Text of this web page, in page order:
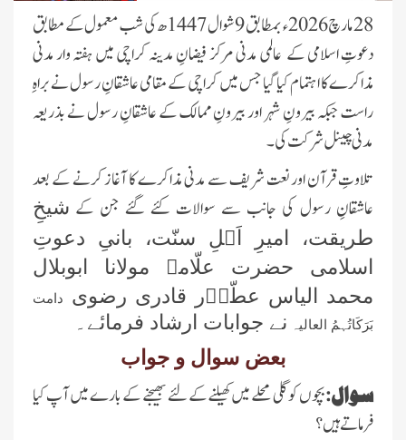
28 مارچ 2026ء بمطابق 9 شوال 1447ھ کی شب معمول کے مطابق
دعوتِ اسلامی کے عالمی مدنی مرکز فیضانِ مدینہ کراچی میں ہفتہ وار مدنی
مذاکرے کا اہتمام کیا گیا جس میں کراچی کے مقامی عاشقانِ رسول نے براہِ
راست جبکہ بیرونِ شہراور بیرونِ ممالک کے عاشقانِ رسول نے بذریعہ
مدنی چینل شرکت کی۔
تلاوتِ قرآن اور نعت شریف سے مدنی مذاکرے کا آغاز کرنے کے بعد
عاشقانِ رسول کی جانب سے سوالات کئے گئے جن کے شیخِ
طریقت، امیرِ اَہلِ سنّت، بانیِ دعوتِ
اسلامی حضرت علّامہ مولانا ابوبلال
محمد الیاس عطّاؔر قادری رضوی
دامت
بَرَکَاتُہمُ العالیہ نے جوابات ارشاد فرمائے۔
بعض سوال و جواب
سوال:بچوں کو گلی محلے میں کھیلنے کے لئے بھیجنے کے بارے میں آپ کیا
فرماتے ہیں ؟